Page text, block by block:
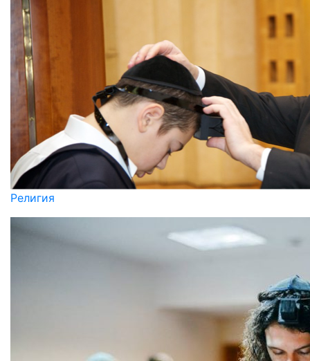
Религия